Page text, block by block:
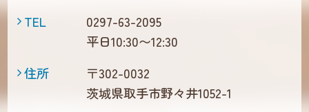
TEL
0297-63-2095
平日10:30〜12:30
住所
〒302-0032
茨城県取手市野々井1052-1